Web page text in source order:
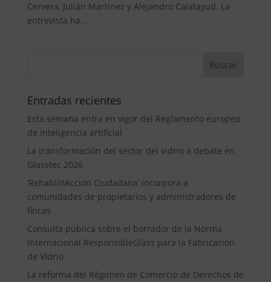
Cervera, Julián Martínez y Alejandro Calatayud. La
entrevista ha...
Entradas recientes
Esta semana entra en vigor del Reglamento europeo
de inteligencia artificial
La transformación del sector del vidrio a debate en
Glasstec 2026
‘RehabilitAcción Ciudadana’ incorpora a
comunidades de propietarios y administradores de
fincas
Consulta pública sobre el borrador de la Norma
Internacional ResponsibleGlass para la Fabricación
de Vidrio
La reforma del Régimen de Comercio de Derechos de